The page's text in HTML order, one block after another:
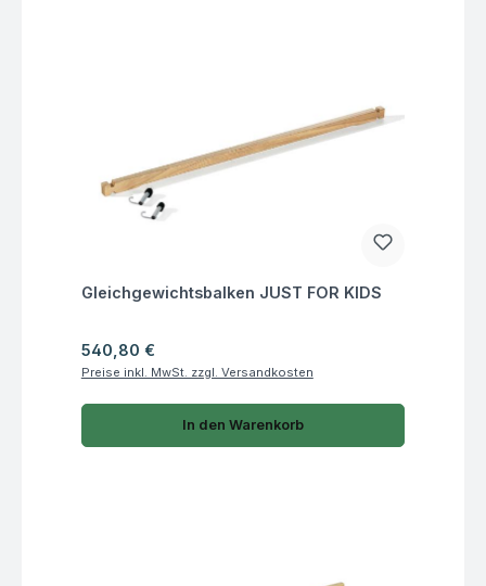
Fragen zum Artikel
Gleichgewichtsbalken JUST FOR KIDS
Regulärer Preis:
540,80 €
Preise inkl. MwSt. zzgl. Versandkosten
In den Warenkorb